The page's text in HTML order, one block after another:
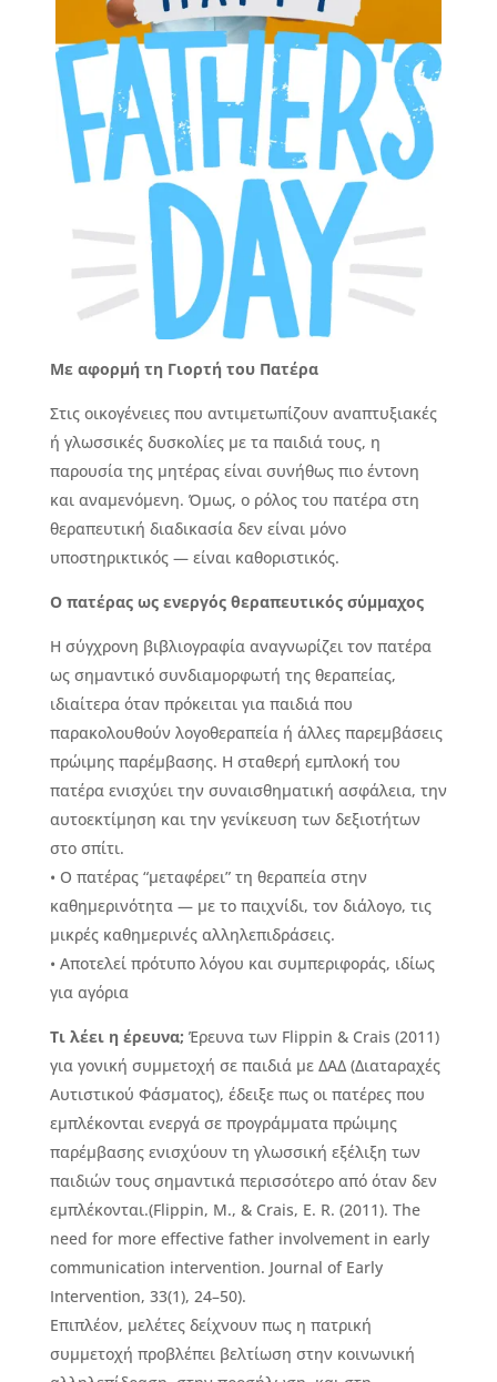
Με αφορμή τη Γιορτή του Πατέρα
Στις οικογένειες που αντιμετωπίζουν αναπτυξιακές
ή γλωσσικές δυσκολίες με τα παιδιά τους, η
παρουσία της μητέρας είναι συνήθως πιο έντονη
και αναμενόμενη. Όμως, ο ρόλος του πατέρα στη
θεραπευτική διαδικασία δεν είναι μόνο
υποστηρικτικός — είναι καθοριστικός.
Ο πατέρας ως ενεργός θεραπευτικός σύμμαχος
Η σύγχρονη βιβλιογραφία αναγνωρίζει τον πατέρα
ως σημαντικό συνδιαμορφωτή της θεραπείας,
ιδιαίτερα όταν πρόκειται για παιδιά που
παρακολουθούν λογοθεραπεία ή άλλες παρεμβάσεις
πρώιμης παρέμβασης. Η σταθερή εμπλοκή του
πατέρα ενισχύει την συναισθηματική ασφάλεια, την
αυτοεκτίμηση και την γενίκευση των δεξιοτήτων
στο σπίτι.
• Ο πατέρας “μεταφέρει” τη θεραπεία στην
καθημερινότητα — με το παιχνίδι, τον διάλογο, τις
μικρές καθημερινές αλληλεπιδράσεις.
• Αποτελεί πρότυπο λόγου και συμπεριφοράς, ιδίως
για αγόρια
Τι λέει η έρευνα; Έρευνα των Flippin & Crais (2011)
για γονική συμμετοχή σε παιδιά με ΔΑΔ (Διαταραχές
Αυτιστικού Φάσματος), έδειξε πως οι πατέρες που
εμπλέκονται ενεργά σε προγράμματα πρώιμης
παρέμβασης ενισχύουν τη γλωσσική εξέλιξη των
παιδιών τους σημαντικά περισσότερο από όταν δεν
εμπλέκονται.(Flippin, M., & Crais, E. R. (2011). The
need for more effective father involvement in early
communication intervention. Journal of Early
Intervention, 33(1), 24–50).
Επιπλέον, μελέτες δείχνουν πως η πατρική
συμμετοχή προβλέπει βελτίωση στην κοινωνική